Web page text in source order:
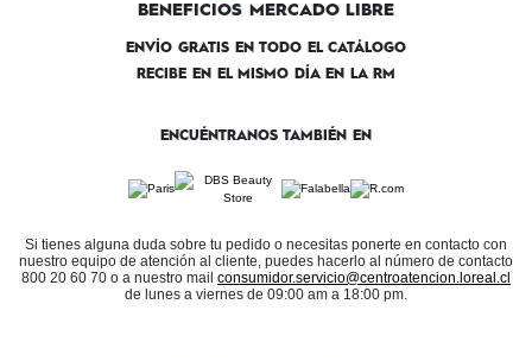
BENEFICIOS MERCADO LIBRE
ENVÍO GRATIS EN TODO EL CATÁLOGO
RECIBE EN EL MISMO DÍA EN LA RM
ENCUÉNTRANOS TAMBIÉN EN
Si tienes alguna duda sobre tu pedido o necesitas ponerte en contacto con
nuestro equipo de atención al cliente, puedes hacerlo al número de contacto
800 20 60 70 o a nuestro mail consumidor.servicio@centroatencion.loreal.cl
de lunes a viernes de 09:00 am a 18:00 pm.